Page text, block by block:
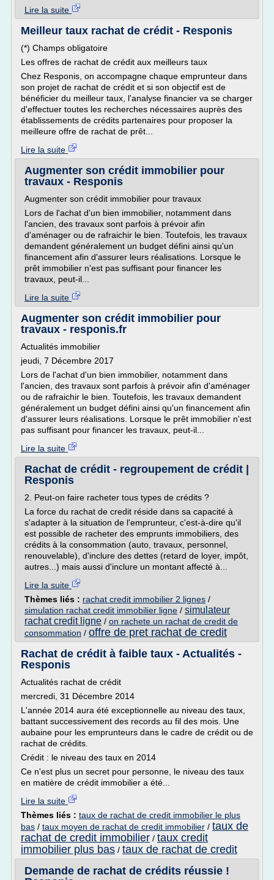
Lire la suite
Meilleur taux rachat de crédit - Responis
(*) Champs obligatoire
Les offres de rachat de crédit aux meilleurs taux
Chez Responis, on accompagne chaque emprunteur dans
son projet de rachat de crédit et si son objectif est de
bénéficier du meilleur taux, l'analyse financier va se charger
d'effectuer toutes les recherches nécessaires auprès des
établissements de crédits partenaires pour proposer la
meilleure offre de rachat de prêt...
Lire la suite
Augmenter son crédit immobilier pour
travaux - Responis
Augmenter son crédit immobilier pour travaux
Lors de l'achat d'un bien immobilier, notamment dans
l'ancien, des travaux sont parfois à prévoir afin
d'aménager ou de rafraichir le bien. Toutefois, les travaux
demandent généralement un budget défini ainsi qu'un
financement afin d'assurer leurs réalisations. Lorsque le
prêt immobilier n'est pas suffisant pour financer les
travaux, peut-il...
Lire la suite
Augmenter son crédit immobilier pour
travaux - responis.fr
Actualités immobilier
jeudi, 7 Décembre 2017
Lors de l'achat d'un bien immobilier, notamment dans
l'ancien, des travaux sont parfois à prévoir afin d'aménager
ou de rafraichir le bien. Toutefois, les travaux demandent
généralement un budget défini ainsi qu'un financement afin
d'assurer leurs réalisations. Lorsque le prêt immobilier n'est
pas suffisant pour financer les travaux, peut-il...
Lire la suite
Rachat de crédit - regroupement de crédit |
Responis
2. Peut-on faire racheter tous types de crédits ?
La force du rachat de credit réside dans sa capacité à
s'adapter à la situation de l'emprunteur, c'est-à-dire qu'il
est possible de racheter des emprunts immobiliers, des
crédits à la consommation (auto, travaux, personnel,
renouvelable), d'inclure des dettes (retard de loyer, impôt,
autres...) mais aussi d'inclure un montant affecté à...
Lire la suite
Thèmes liés : rachat credit immobilier 2 lignes /
simulation rachat credit immobilier ligne / simulateur
rachat credit ligne / on rachete un rachat de credit de
consommation / offre de pret rachat de credit
Rachat de crédit à faible taux - Actualités -
Responis
Actualités rachat de crédit
mercredi, 31 Décembre 2014
L'année 2014 aura été exceptionnelle au niveau des taux,
battant successivement des records au fil des mois. Une
aubaine pour les emprunteurs dans le cadre de crédit ou de
rachat de crédits.
Crédit : le niveau des taux en 2014
Ce n'est plus un secret pour personne, le niveau des taux
en matière de crédit immobilier a été...
Lire la suite
Thèmes liés : taux de rachat de credit immobilier le plus
bas / taux moyen de rachat de credit immobilier / taux de
rachat de credit immobilier / taux credit
immobilier plus bas / taux de rachat de credit
Demande de rachat de crédits réussie !